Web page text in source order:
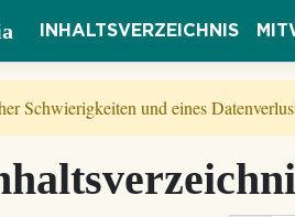
INHALTSVERZEICHNIS
Schwierigkeiten und eines